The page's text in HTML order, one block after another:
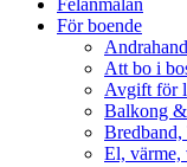
Felanmälan
För boende
Att bo i
Avgift för
Balkong
El, värme,